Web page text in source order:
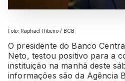
Foto: Raphael Ribeiro / BCB
O presidente do Banco
Neto, testou positivo para a
instituição na manhã deste
informações são da Agência